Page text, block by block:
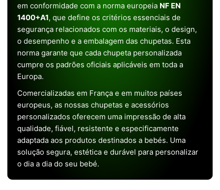
em conformidade com a norma europeia NF EN
1400+A1, que define os critérios essenciais de
segurança relacionados com os materiais, o design,
o desempenho e a embalagem das chupetas. Esta
norma garante que cada chupeta personalizada
cumpre os padrões oficiais aplicáveis em toda a
Europa.
Comercializadas em França e em muitos países
europeus, as nossas chupetas e acessórios
personalizados oferecem uma impressão de alta
qualidade, fiável, resistente e especificamente
adaptada aos produtos destinados a bebés. Uma
solução segura, estética e durável para personalizar
o dia a dia do seu bebé.